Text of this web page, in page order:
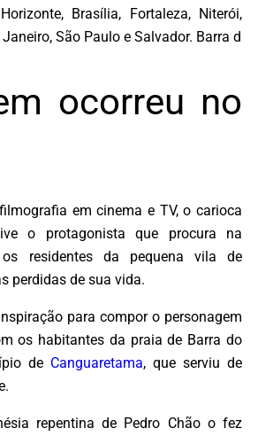
Brasília, Fortaleza, Niterói,
São Paulo e Salvador. Barra d
ocorreu no
em cinema e TV, o carioca
o protagonista que procura na
residentes da pequena vila de
perdidas de sua vida.
para compor o personagem
os habitantes da praia de Barra do
de Canguaretama, que serviu de
repentina de Pedro Chão o fez